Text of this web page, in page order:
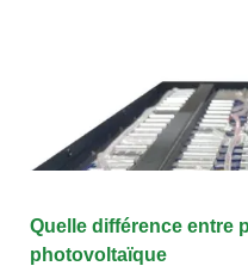
Quelle différence entre
photovoltaïque